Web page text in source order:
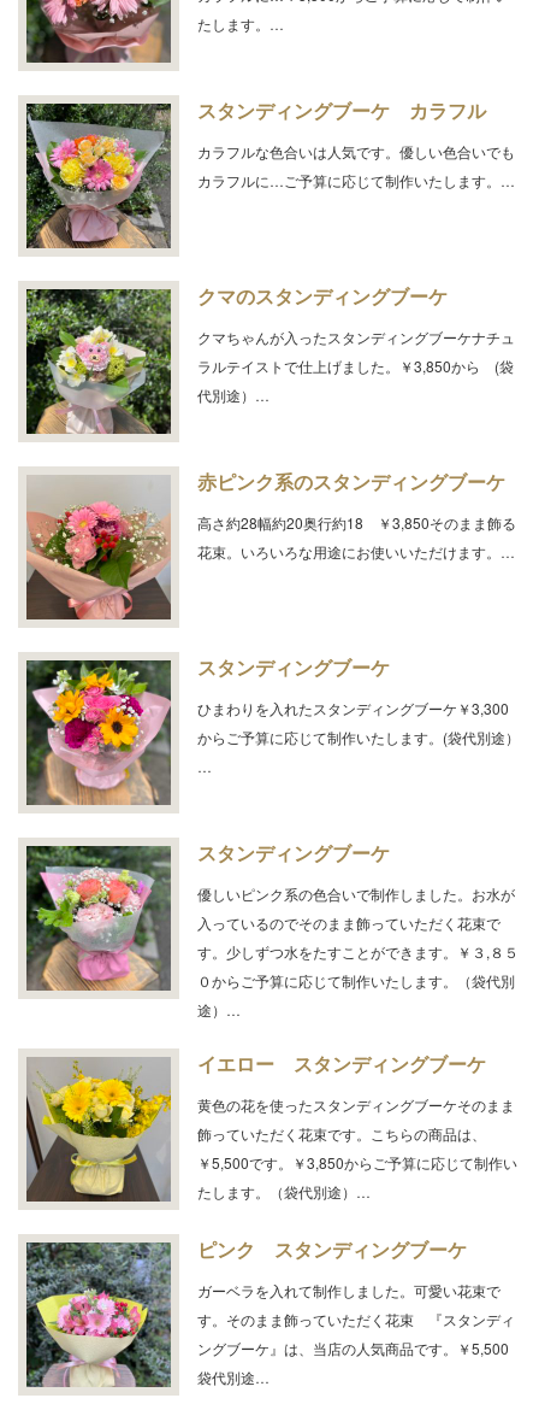
たします。…
スタンディングブーケ カラフル
カラフルな色合いは人気です。優しい色合いでも
カラフルに…ご予算に応じて制作いたします。…
クマのスタンディングブーケ
クマちゃんが入ったスタンディングブーケナチュ
ラルテイストで仕上げました。￥3,850から (袋
代別途）…
赤ピンク系のスタンディングブーケ
高さ約28幅約20奥行約18 ￥3,850そのまま飾る
花束。いろいろな用途にお使いいただけます。…
スタンディングブーケ
ひまわりを入れたスタンディングブーケ￥3,300
からご予算に応じて制作いたします。(袋代別途）
…
スタンディングブーケ
優しいピンク系の色合いで制作しました。お水が
入っているのでそのまま飾っていただく花束で
す。少しずつ水をたすことができます。￥３,８５
０からご予算に応じて制作いたします。（袋代別
途）…
イエロー スタンディングブーケ
黄色の花を使ったスタンディングブーケそのまま
飾っていただく花束です。こちらの商品は、
￥5,500です。￥3,850からご予算に応じて制作い
たします。（袋代別途）…
ピンク スタンディングブーケ
ガーベラを入れて制作しました。可愛い花束で
す。そのまま飾っていただく花束 『スタンディ
ングブーケ』は、当店の人気商品です。￥5,500
袋代別途…